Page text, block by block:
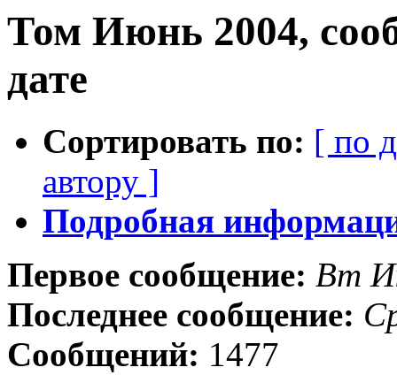
Том Июнь 2004,
дате
Сортировать по: [ по
автору ]
Подробная
Первое сообщение: Вт
Последнее сообщение:
Сообщений: 1477